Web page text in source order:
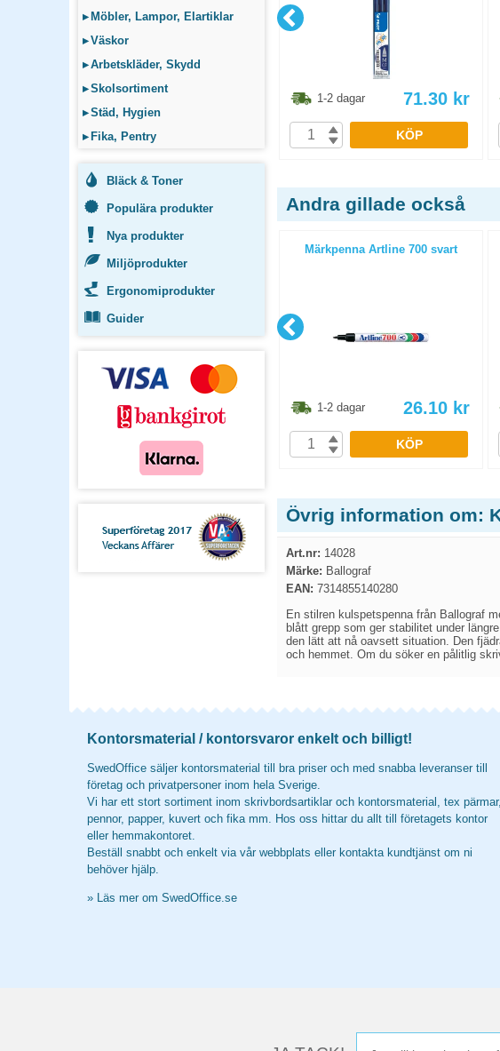
▸ Möbler, Lampor, Elartiklar
▸Väskor
▸Arbetskläder, Skydd
▸Skolsortiment
▸Städ, Hygien
▸ Fika, Pentry
Bläck & Toner
Populära produkter
Nya produkter
Miljöprodukter
Ergonomiprodukter
Guider
1-2 dagar 71.30 kr
KÖP
Andra gillade också
12st/fp
1-2 dagar 136.30
KÖP
Märkpenna Artline 700 svart
1-2 dagar 26.10 kr
KÖP
Övrig information om:
Art.nr: 14028
Märke: Ballograf
EAN: 7314855140280
En stilren kulspetspenna från Ballograf
blått grepp som ger stabilitet under
den lätt att nå oavsett situation. Den
och hemmet. Om du söker en pålitlig
Kontorsmaterial / kontorsvaror enkelt och billigt!
SwedOffice säljer kontorsmaterial till bra priser och med snabba leveranser till
företag och privatpersoner inom hela Sverige.
Vi har ett stort sortiment inom skrivbordsartiklar och kontorsmaterial, tex pärmar,
pennor, papper, kuvert och fika mm. Hos oss hittar du allt till företagets kontor
eller hemmakontoret.
Beställ snabbt och enkelt via vår webbplats eller kontakta kundtjänst om ni
behöver hjälp.
» Läs mer om SwedOffice.se